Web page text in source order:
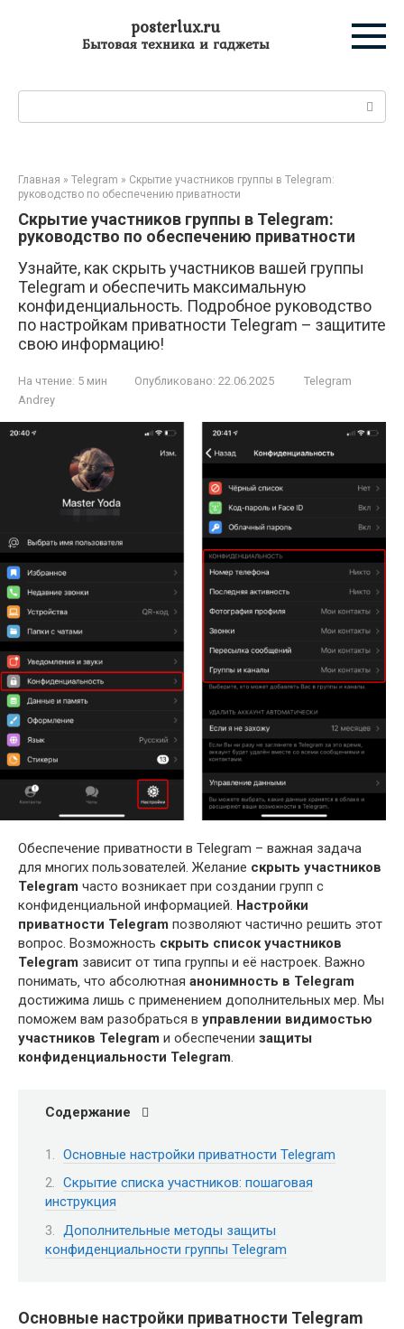
posterlux.ru
Бытовая техника и гаджеты
Главная » Telegram » Скрытие участников группы в Telegram:
руководство по обеспечению приватности
Скрытие участников группы в Telegram:
руководство по обеспечению приватности
Узнайте, как скрыть участников вашей группы
Telegram и обеспечить максимальную
конфиденциальность. Подробное руководство
по настройкам приватности Telegram – защитите
свою информацию!
На чтение: 5 мин Опубликовано: 22.06.2025
Telegram
Andrey
Обеспечение приватности в Telegram – важная задача
для многих пользователей. Желание скрыть участников
Telegram часто возникает при создании групп с
конфиденциальной информацией. Настройки
приватности Telegram позволяют частично решить этот
вопрос. Возможность скрыть список участников
Telegram зависит от типа группы и её настроек. Важно
понимать‚ что абсолютная анонимность в Telegram
достижима лишь с применением дополнительных мер. Мы
поможем вам разобраться в управлении видимостью
участников Telegram и обеспечении защиты
конфиденциальности Telegram.
Содержание
Основные настройки приватности Telegram
Скрытие списка участников: пошаговая
инструкция
Дополнительные методы защиты
конфиденциальности группы Telegram
Основные настройки приватности Telegram